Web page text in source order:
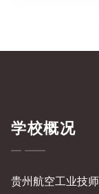
学校概况
贵州航空工业技